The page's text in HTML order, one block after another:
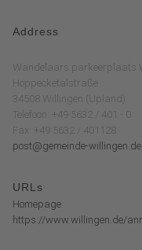
Address
Wandelaars parkeerplaats
Hoppecketalstraße
34508 Willingen (Upland)
Telefoon: +49 5632 / 401 - 0
Fax: +49 5632 / 401128
post@gemeinde-willingen.de
URLs
Homepage
https://www.willingen.de/